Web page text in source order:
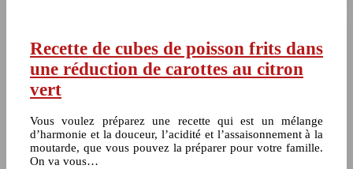
Recette de cubes de poisson frits dans
une réduction de carottes au citron
vert
Vous voulez préparez une recette qui est un mélange
d’harmonie et la douceur, l’acidité et l’assaisonnement à la
moutarde, que vous pouvez la préparer pour votre famille.
On va vous…